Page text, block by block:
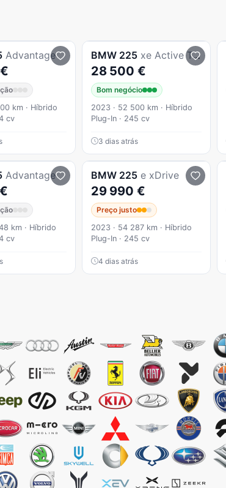
Advantage
km · Híbrido
cv
BMW 225 xe Active Tourer
28 500 €
Bom negócio
2023 · 52 500 km · Híbrido
Plug-In · 245 cv
3 dias atrás
Advantage
km · Híbrido
cv
BMW 225 e xDrive
29 990 €
Preço justo
2023 · 54 287 km · Híbrido
Plug-In · 245 cv
4 dias atrás